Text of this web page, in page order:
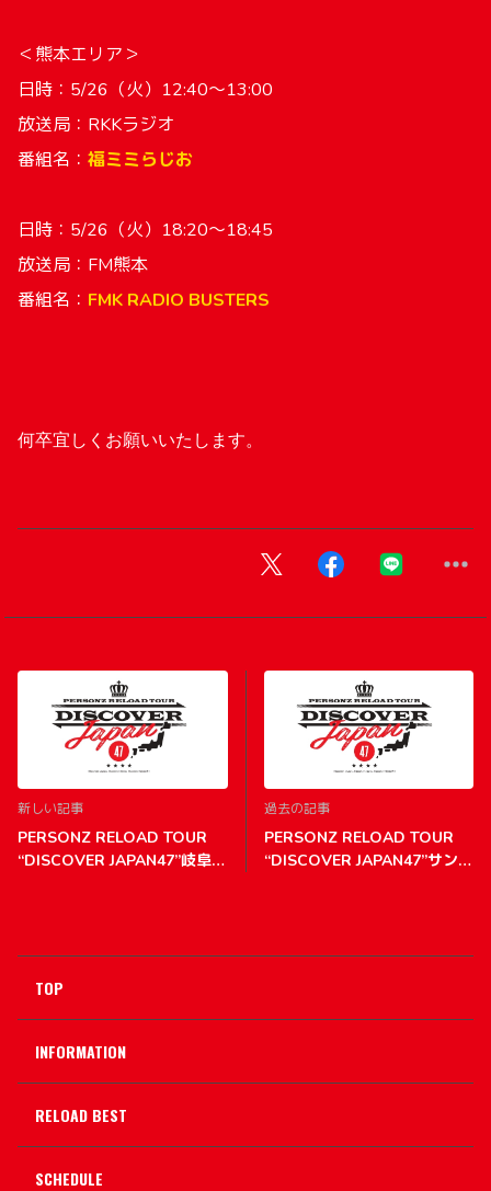
＜熊本エリア＞
日時：5/26（火）12:40〜13:00
放送局：RKKラジオ
番組名： 福ミミらじお
日時：5/26（火）18:20〜18:45
放送局：FM熊本
番組名： FMK RADIO BUSTERS
何卒宜しくお願いいたします。
新しい記事
PERSONZ RELOAD TOUR
“DISCOVER JAPAN47”岐阜市
過去の記事
PERSONZ RELOAD TOUR
“DISCOVER JAPAN47”サンポ
TOP
INFORMATION
RELOAD BEST
SCHEDULE